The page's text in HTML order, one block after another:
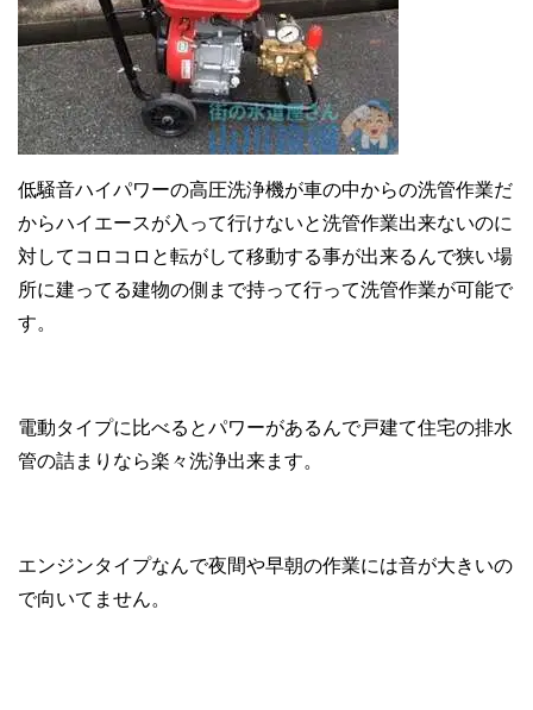
低騒音ハイパワーの高圧洗浄機が車の中からの洗管作業だ
からハイエースが入って行けないと洗管作業出来ないのに
対してコロコロと転がして移動する事が出来るんで狭い場
所に建ってる建物の側まで持って行って洗管作業が可能で
す。
電動タイプに比べるとパワーがあるんで戸建て住宅の排水
管の詰まりなら楽々洗浄出来ます。
エンジンタイプなんで夜間や早朝の作業には音が大きいの
で向いてません。